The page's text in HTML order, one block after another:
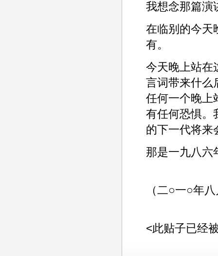
我想念那篇演
在临别的今天
有。
今天晚上站在
言词带来什么
任何一个晚上
有任何恐惧。
的下一代将来
那是一九八六
（二○一○年
<此贴子已经